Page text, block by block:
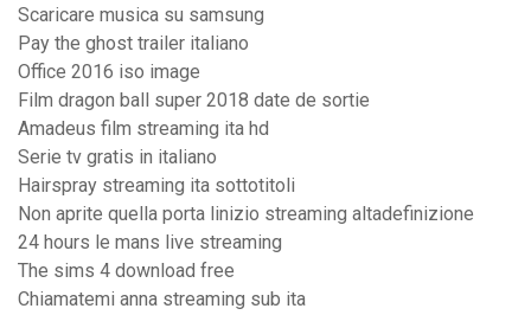
Scaricare musica su samsung
Pay the ghost trailer italiano
Office 2016 iso image
Film dragon ball super 2018 date de sortie
Amadeus film streaming ita hd
Serie tv gratis in italiano
Hairspray streaming ita sottotitoli
Non aprite quella porta linizio streaming altadefinizione
24 hours le mans live streaming
The sims 4 download free
Chiamatemi anna streaming sub ita